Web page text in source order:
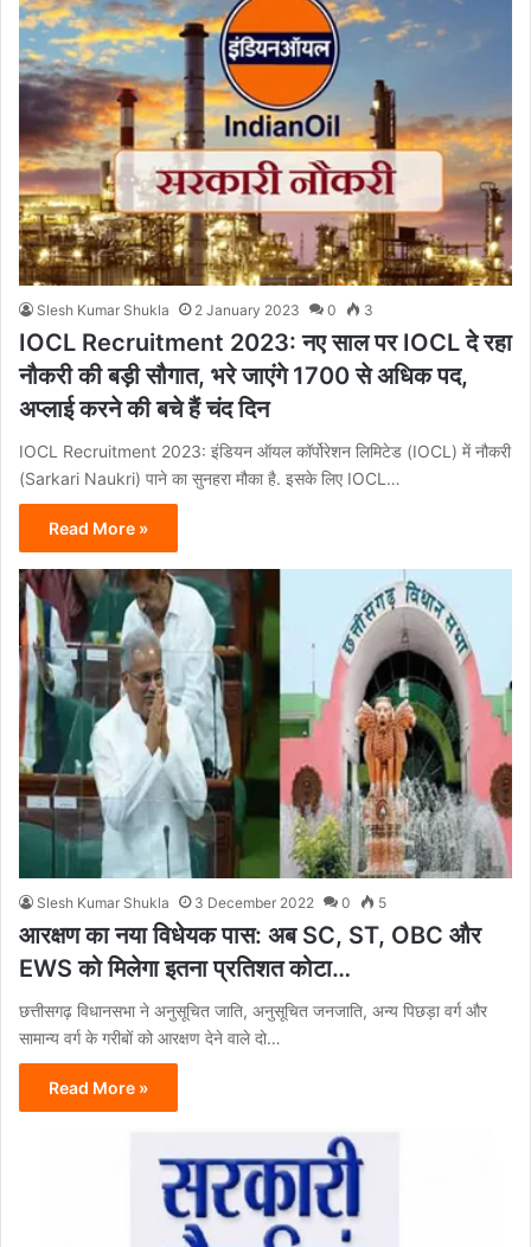
Slesh Kumar Shukla 2 January 2023 0 3
IOCL Recruitment 2023: नए साल पर IOCL दे रहा
नौकरी की बड़ी सौगात, भरे जाएंगे 1700 से अधिक पद,
अप्लाई करने की बचे हैं चंद दिन
IOCL Recruitment 2023: इंडियन ऑयल कॉर्पोरेशन लिमिटेड (IOCL) में नौकरी
(Sarkari Naukri) पाने का सुनहरा मौका है. इसके लिए IOCL…
Read More »
Slesh Kumar Shukla 3 December 2022 0 5
आरक्षण का नया विधेयक पास: अब SC, ST, OBC और
EWS को मिलेगा इतना प्रतिशत कोटा…
छत्तीसगढ़ विधानसभा ने अनुसूचित जाति, अनुसूचित जनजाति, अन्य पिछड़ा वर्ग और
सामान्य वर्ग के गरीबों को आरक्षण देने वाले दो…
Read More »